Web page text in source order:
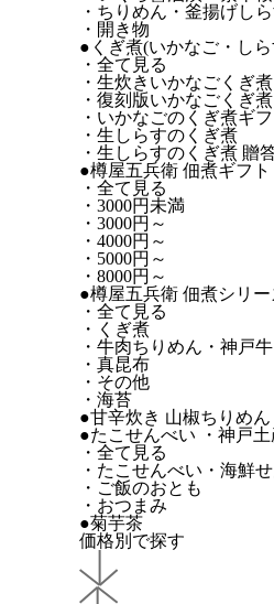
・ちりめん・釜揚げし
・開き物
●くぎ煮(いかなご・し
・全て見る
・生炊きいかなごくぎ煮
・復刻版いかなごくぎ煮
・いかなごのくぎ煮ギフ
・生しらすのくぎ煮
・生しらすのくぎ煮 贈
●樽屋五兵衛 佃煮ギフト
・全て見る
・3000円未満
・3000円～
・4000円～
・5000円～
・8000円～
●樽屋五兵衛 佃煮シリー
・全て見る
・くぎ煮
・牛肉ちりめん・神戸
・真昆布
・その他
・海苔
●甘辛炊き 山椒ちりめん
●たこせんべい ・神戸土
・全て見る
・たこせんべい・海鮮
・ご飯のおとも
・おつまみ
●菊芋茶
価格別で探す